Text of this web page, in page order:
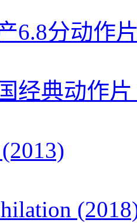
6.8分动作
经典动作